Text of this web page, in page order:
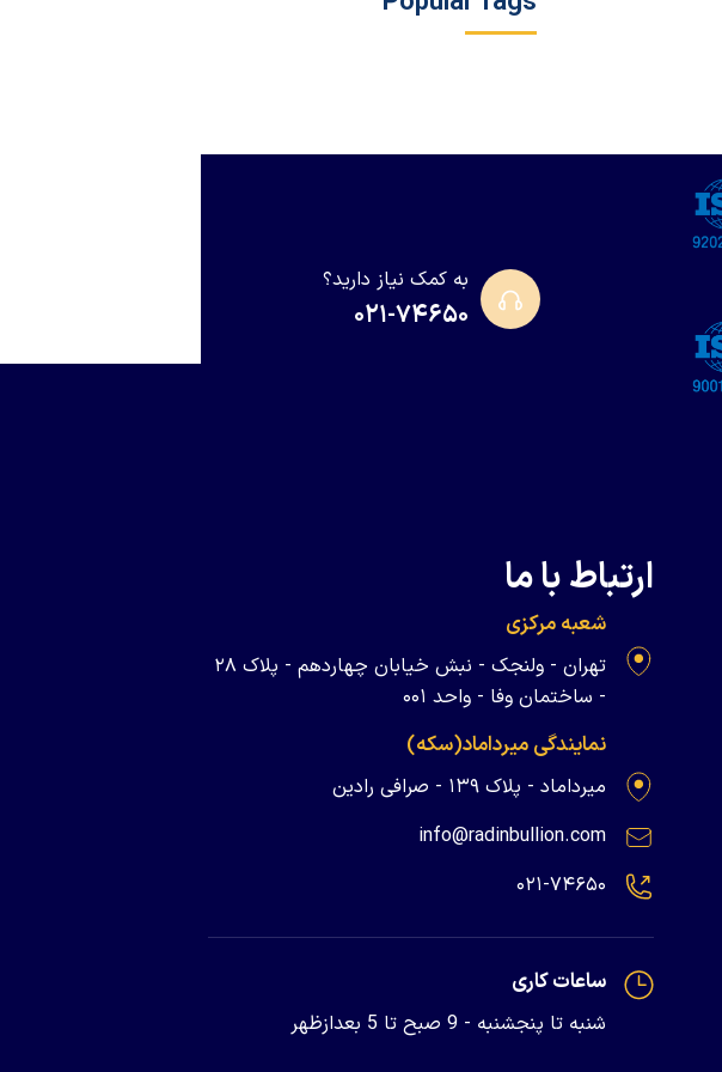
به کمک نیاز دارید؟
۰۲۱-۷۴۶۵۰
ارتباط با ما
شعبه مرکزی
تهران - ولنجک - نبش خیابان چهاردهم - پلاک ۲۸
- ساختمان وفا - واحد ۰۰۱
نمایندگی میرداماد(سکه)
میرداماد - پلاک ۱۳۹ - صرافی رادین
info@radinbullion.com
۰۲۱-۷۴۶۵۰
ساعات کاری
شنبه تا پنجشنبه - 9 صبح تا 5 بعدازظهر